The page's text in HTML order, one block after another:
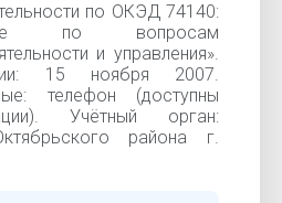
по ОКЭД 74140:
по вопросам
и управления».
15 ноября 2007.
телефон (доступны
Учётный орган:
района г.